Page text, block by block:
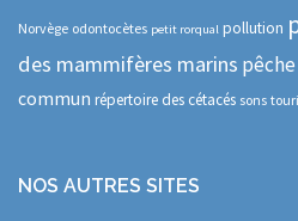
Norvège odontocètes petit rorqual pollution
des mammifères marins pêche
commun répertoire des cétacés sons
NOS AUTRES SITES